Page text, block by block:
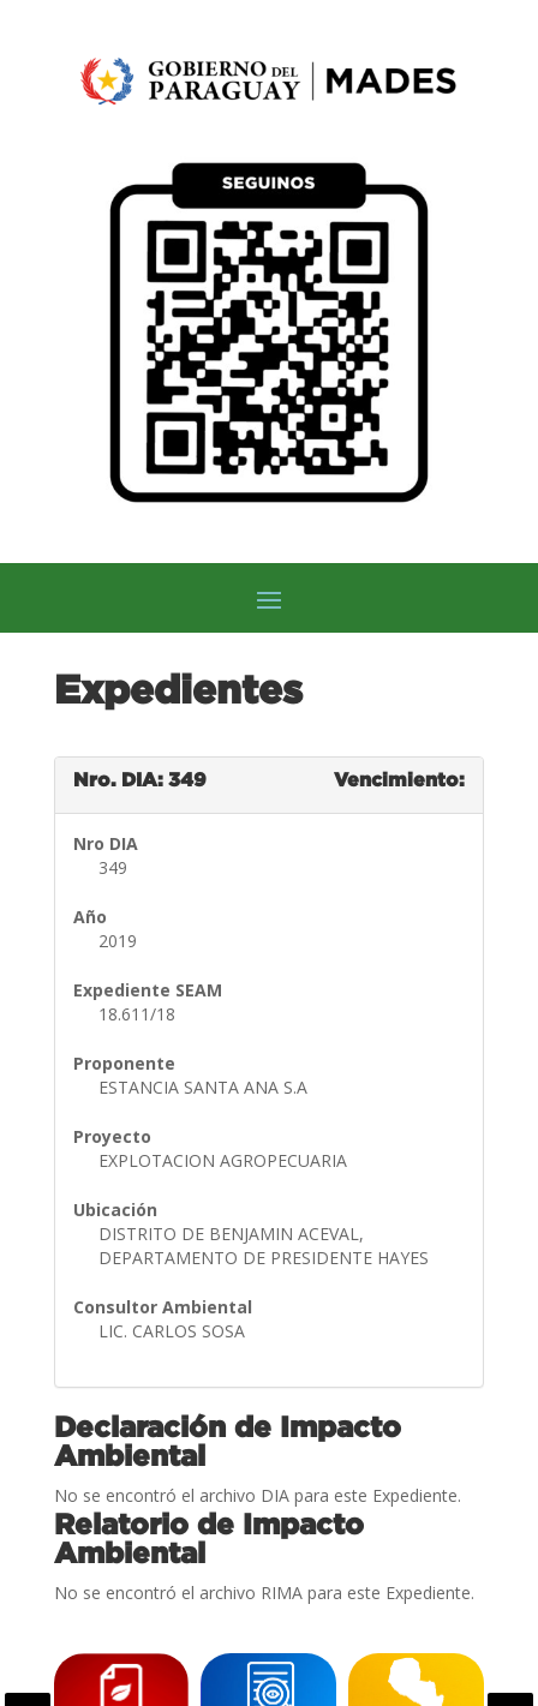
Expedientes
Nro. DIA: 349 Vencimiento:
Nro DIA
349
Año
2019
Expediente SEAM
18.611/18
Proponente
ESTANCIA SANTA ANA S.A
Proyecto
EXPLOTACION AGROPECUARIA
Ubicación
DISTRITO DE BENJAMIN ACEVAL,
DEPARTAMENTO DE PRESIDENTE HAYES
Consultor Ambiental
LIC. CARLOS SOSA
Declaración de Impacto
Ambiental
No se encontró el archivo DIA para este Expediente.
Relatorio de Impacto
Ambiental
No se encontró el archivo RIMA para este Expediente.